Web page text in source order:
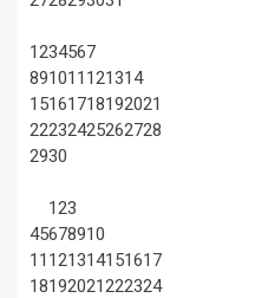
1234567
891011 121314
15161718192021
22232425262728
2930
123
45678910
11 121314151617
18192021222324